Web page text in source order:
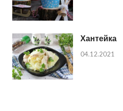
Хантейка
04.12.2021